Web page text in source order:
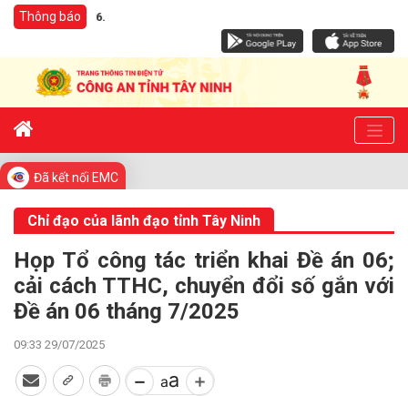
Thông báo
Đã kết nối EMC
Chỉ đạo của lãnh đạo tỉnh Tây Ninh
Họp Tổ công tác triển khai Đề án 06;
cải cách TTHC, chuyển đổi số gắn với
Đề án 06 tháng 7/2025
09:33 29/07/2025